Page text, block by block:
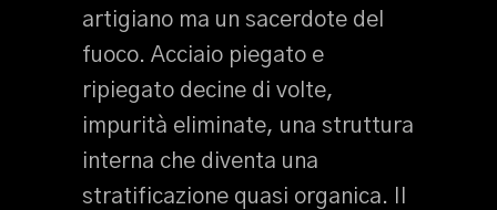
artigiano ma un sacerdote del
fuoco. Acciaio piegato e
ripiegato decine di volte,
impurità eliminate, una struttura
interna che diventa una
stratificazione quasi organica. Il